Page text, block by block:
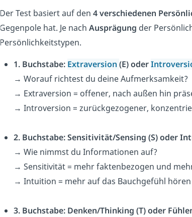
Der Test basiert auf den 4 verschiedenen
Gegenpole hat. Je nach Ausprägung der
Persönlichkeitstypen.
1. Buchstabe: Extraversion (E) oder
→ Worauf richtest du deine Aufmerksamkeit?
→ Extraversion = offener, nach außen hin
→ Introversion = zurückgezogener,
2. Buchstabe: Sensitivität/Sensing (S) oder
→ Wie nimmst du Informationen auf?
→ Sensitivität = mehr faktenbezogen und
→ Intuition = mehr auf das Bauchgefühl hören
3. Buchstabe: Denken/Thinking (T) oder